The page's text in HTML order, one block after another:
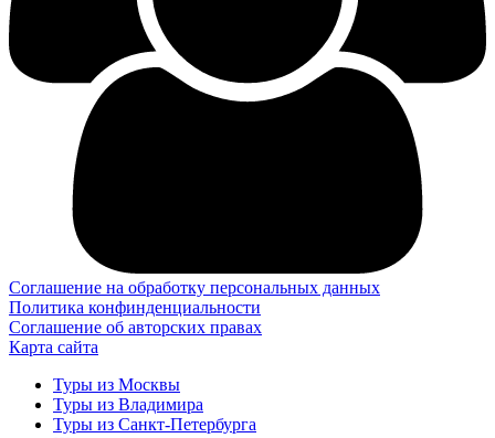
Соглашение на обработку персональных данных
Политика конфинденциальности
Соглашение об авторских правах
Карта сайта
Туры из Москвы
Туры из Владимира
Туры из Санкт-Петербурга